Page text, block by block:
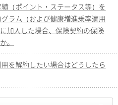
（ポイント・ステータス等）を
ラム（および健康増進乗率適用
加入した場合、保険契約の保険
。
を解約したい場合はどうしたら